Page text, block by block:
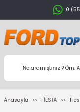
0
Anasayfa FİESTA